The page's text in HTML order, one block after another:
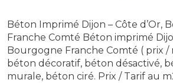
Béton Imprimé Dijon – Côte d’Or,
Franche Comté Béton imprimé
Bourgogne Franche Comté ( prix /
béton décoratif, béton désactivé,
murale, béton ciré. Prix / Tarif au